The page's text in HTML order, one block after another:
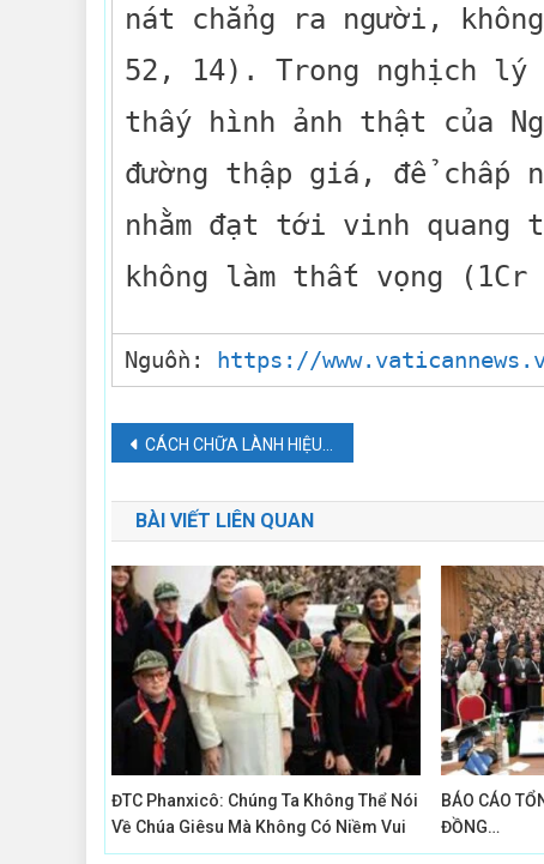
nát chẳng ra người,
52, 14). Trong nghịch lý
thấy hình ảnh thật của
đường thập giá, để chấp
nhằm đạt tới vinh quang
không làm thất vọng
Nguồn: https://
Điều
hướng
bài
viết
CÁCH CHỮA LÀNH HIỆU QUẢ
BÀI VIẾT LIÊN QUAN
ĐTC Phanxicô: Chúng Ta Không Thể Nói
Về Chúa Giêsu Mà Không Có Niềm Vui
BÁO CÁO
ĐỒNG…